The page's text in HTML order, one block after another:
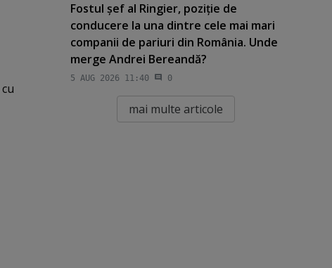
cu
Fostul şef al Ringier, poziţie de
conducere la una dintre cele mai mari
companii de pariuri din România. Unde
merge Andrei Bereandă?
5 AUG 2026 11:40 0
mai multe articole